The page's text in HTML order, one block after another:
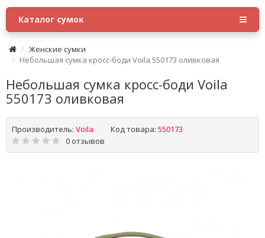
Каталог сумок
Женские сумки
Небольшая сумка кросс-боди Voila 550173 оливковая
Небольшая сумка кросс-боди Voila
550173 оливковая
Производитель: Voila Код товара: 550173
0 отзывов